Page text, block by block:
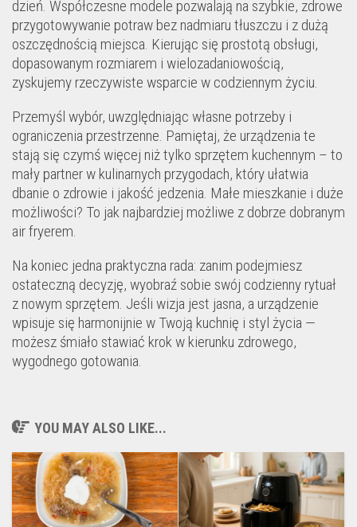
dzień. Współczesne modele pozwalają na szybkie, zdrowe
przygotowywanie potraw bez nadmiaru tłuszczu i z dużą
oszczędnością miejsca. Kierując się prostotą obsługi,
dopasowanym rozmiarem i wielozadaniowością,
zyskujemy rzeczywiste wsparcie w codziennym życiu.
Przemyśl wybór, uwzględniając własne potrzeby i
ograniczenia przestrzenne. Pamiętaj, że urządzenia te
stają się czymś więcej niż tylko sprzętem kuchennym – to
mały partner w kulinarnych przygodach, który ułatwia
dbanie o zdrowie i jakość jedzenia. Małe mieszkanie i duże
możliwości? To jak najbardziej możliwe z dobrze dobranym
air fryerem.
Na koniec jedna praktyczna rada: zanim podejmiesz
ostateczną decyzję, wyobraź sobie swój codzienny rytuał
z nowym sprzętem. Jeśli wizja jest jasna, a urządzenie
wpisuje się harmonijnie w Twoją kuchnię i styl życia —
możesz śmiało stawiać krok w kierunku zdrowego,
wygodnego gotowania.
YOU MAY ALSO LIKE...